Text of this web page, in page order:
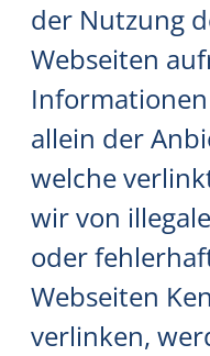
der Nutzung
Webseiten
allein der
welche
wir von
oder
Webseiten
verlinken,